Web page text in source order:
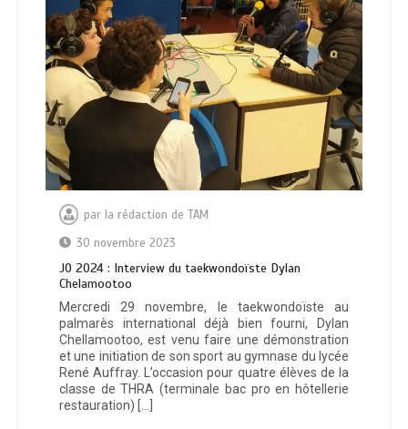
par la rédaction de TAM
30 novembre 2023
JO 2024 : Interview du taekwondoïste Dylan
Chelamootoo
Mercredi 29 novembre, le taekwondoïste au
palmarès international déjà bien fourni, Dylan
Chellamootoo, est venu faire une démonstration
et une initiation de son sport au gymnase du lycée
René Auffray. L’occasion pour quatre élèves de la
classe de THRA (terminale bac pro en hôtellerie
restauration) […]